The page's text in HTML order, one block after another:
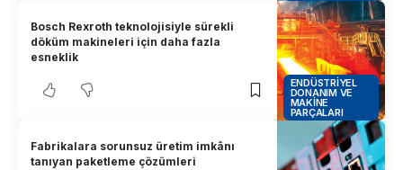
ENDÜSTRIYEL
DONANIM VE
MAKINE
PARÇALARI
Bosch Rexroth teknolojisiyle sürekli
döküm makineleri için daha fazla
esneklik
Fabrikalara sorunsuz üretim imkânı
tanıyan paketleme çözümleri